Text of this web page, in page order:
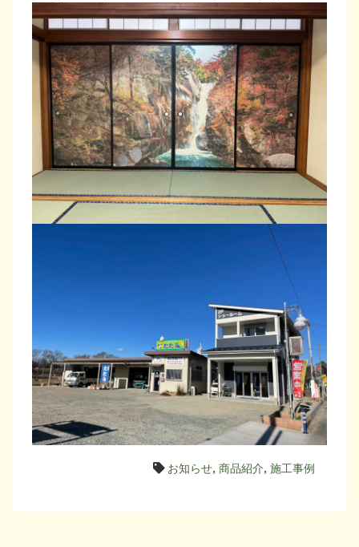
お知らせ, 商品紹介, 施工事例